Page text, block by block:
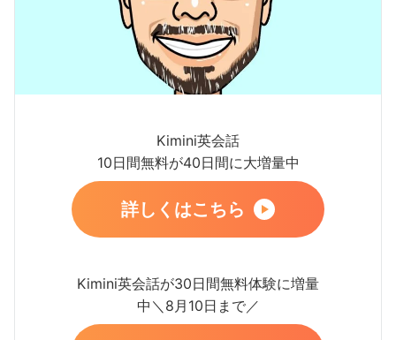
Kimini英会話
10日間無料が40日間に大増量中
詳しくはこちら
Kimini英会話が30日間無料体験に増量
中＼8月10日まで／